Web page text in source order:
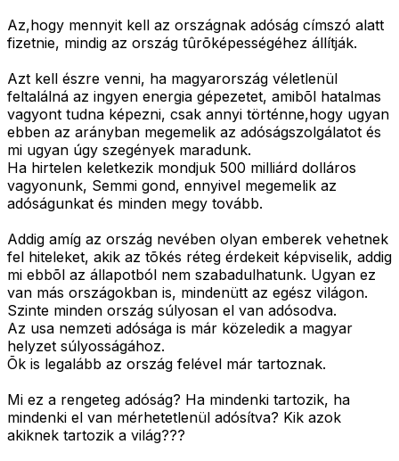
Az,hogy mennyit kell az országnak adóság címszó alatt
fizetnie, mindig az ország tûrõképességéhez állítják.
Azt kell észre venni, ha magyarország véletlenül
feltalálná az ingyen energia gépezetet, amibõl hatalmas
vagyont tudna képezni, csak annyi történne,hogy ugyan
ebben az arányban megemelik az adóságszolgálatot és
mi ugyan úgy szegények maradunk.
Ha hirtelen keletkezik mondjuk 500 milliárd dolláros
vagyonunk, Semmi gond, ennyivel megemelik az
adóságunkat és minden megy tovább.
Addig amíg az ország nevében olyan emberek vehetnek
fel hiteleket, akik az tõkés réteg érdekeit képviselik, addig
mi ebbõl az állapotból nem szabadulhatunk. Ugyan ez
van más országokban is, mindenütt az egész világon.
Szinte minden ország súlyosan el van adósodva.
Az usa nemzeti adósága is már közeledik a magyar
helyzet súlyosságához.
Õk is legalább az ország felével már tartoznak.
Mi ez a rengeteg adóság? Ha mindenki tartozik, ha
mindenki el van mérhetetlenül adósítva? Kik azok
akiknek tartozik a világ???